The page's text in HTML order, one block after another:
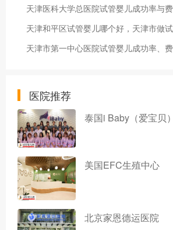
天津医科大学总医院试管婴儿成功率与
天津和平区试管婴儿哪个好，天津市做
天津市第一中心医院试管婴儿成功率、
医院推荐
泰国i Baby（爱宝贝
美国EFC生殖中心
北京家恩德运医院